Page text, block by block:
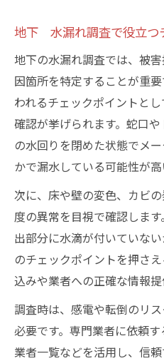
地下 水漏れ調査で役立つ
地下の水漏れ調査では、被
因箇所を特定することが重
われるチェックポイントと
確認が挙げられます。蛇口
の水回りを閉めた状態でメ
かで漏水している可能性が高
次に、床や壁の変色、カビ
度の異常を目視で確認しま
出部分に水滴が付いていな
のチェックポイントを押さ
込みや業者への正確な情報提
調査時は、感電や転倒のリ
必要です。専門業者に依頼
業者一覧などを活用し、信